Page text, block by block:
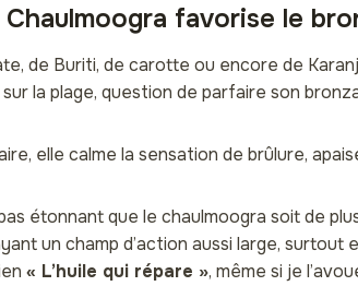
favorise le
de Buriti, de carotte ou encore de
la plage, question de parfaire son
elle calme la sensation de brûlure,
étonnant que le chaulmoogra soit de
un champ d’action aussi large, surtout
« L’huile qui répare », même si je